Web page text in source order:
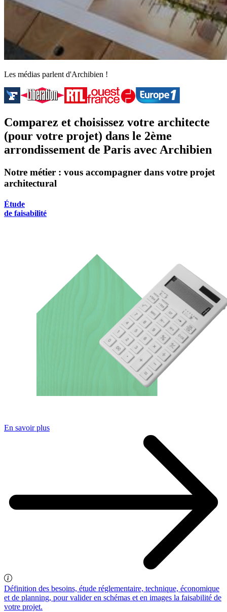
Les médias parlent d'Archibien !
Comparez et choisissez votre architecte
(pour votre projet) dans le 2ème
arrondissement de Paris avec Archibien
Notre métier : vous accompagner dans votre projet
architectural
Étude
de faisabilité
En savoir plus
Définition des besoins, étude réglementaire, technique, économique
et de planning, pour valider en schémas et en images la faisabilité de
votre projet.